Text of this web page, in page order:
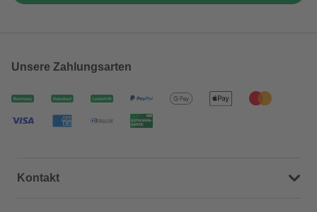
Unsere Zahlungsarten
Kontakt